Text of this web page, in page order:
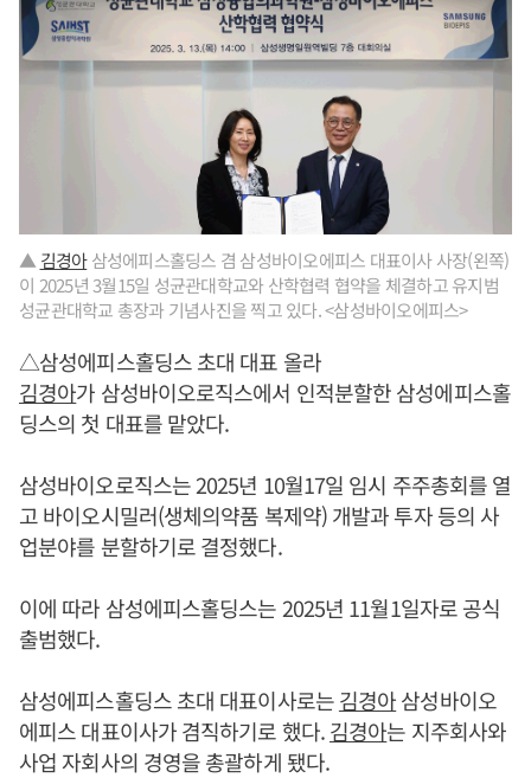
▲ 김경아삼성에피스홀딩스 겸 삼성바이오에피스 대표이사 사장(왼쪽)
이 2025년 3월15일 성균관대학교와 산학협력 협약을 체결하고 유지범
성균관대학교 총장과 기념사진을 찍고 있다. <삼성바이오에피스>
△삼성에피스홀딩스 초대 대표 올라
김경아가 삼성바이오로직스에서 인적분할한 삼성에피스홀
딩스의 첫 대표를 맡았다.
삼성바이오로직스는 2025년 10월17일 임시 주주총회를 열
고 바이오시밀러(생체의약품 복제약) 개발과 투자 등의 사
업분야를 분할하기로 결정했다.
이에 따라 삼성에피스홀딩스는 2025년 11월1일자로 공식
출범했다.
삼성에피스홀딩스 초대 대표이사로는김경아삼성바이오
에피스 대표이사가 겸직하기로 했다.김경아는 지주회사와
사업 자회사의 경영을 총괄하게 됐다.